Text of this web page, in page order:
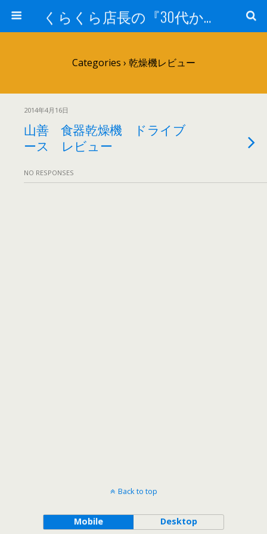
くらくら店長の『30代からのガンプラ工作』
Categories › 乾燥機レビュー
2014年4月16日
山善 食器乾燥機 ドライブ
ース レビュー
NO RESPONSES
Back to top
Mobile Desktop